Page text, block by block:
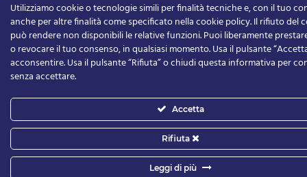
Utilizziamo cookie o tecnologie simili per finalità tecniche e, con il tuo
anche per altre finalità come specificato nella cookie policy. Il rifiuto del
può rendere non disponibili le relative funzioni.Puoi liberamente
o revocare il tuo consenso, in qualsiasi momento.Usa il pulsante
acconsentire. Usa il pulsante “Rifiuta” o chiudi questa informativa per
senza accettare.
Accetta
Rifiuta
Leggi di più